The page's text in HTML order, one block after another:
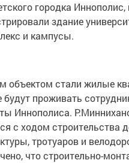
городка Иннополис,
здание
и кампусы.
объектом стали жилые
будут проживать
Иннополиса.
с ходом строительства
тротуаров и
что строительно-